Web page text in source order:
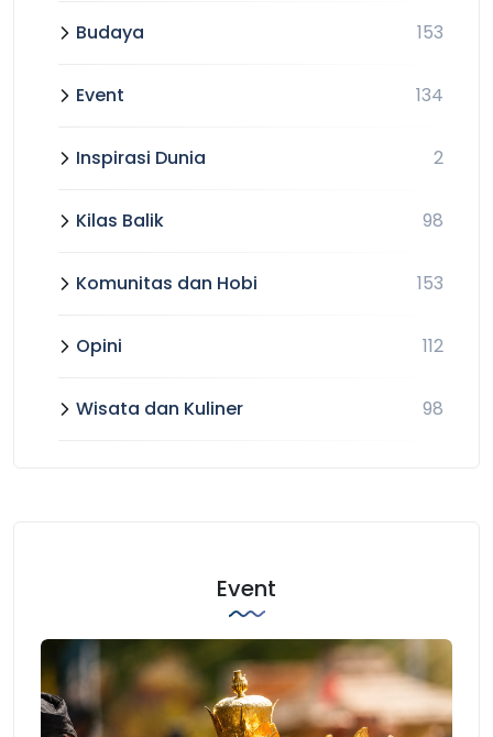
Budaya 153
Event 134
Inspirasi Dunia 2
Kilas Balik 98
Komunitas dan Hobi 153
Opini 112
Wisata dan Kuliner 98
Event